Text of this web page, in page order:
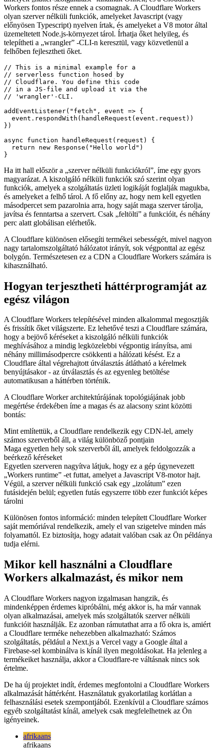
A Cloudflare egy teljes felhőalapú termékcsomaggal rendelkezik,
amelyek „háttér-szolgáltatást” kínálnak Önnek, és a Cloudflare
Workers fontos része ennek a csomagnak. A Cloudflare Workers
olyan szerver nélküli funkciók, amelyeket Javascript (vagy
előnyösen Typescript) nyelven írtak, és amelyeket a V8 motor által
telepítheti a „wrangler” -CLI-n keresztül, vagy közvetlenül a
felhőben fejlesztheti őket.
// This is a minimal example for a
// serverless function hosed by
// Cloudflare. You define this code
// in a JS-file and upload it via the
// 'wrangler'-CLI.
addEventListener("fetch", event => {
  event.respondWith(handleRequest(event.request))
})
async function handleRequest(request) {
  return new Response("Hello world")
Ha itt hall először a „szerver nélküli funkciókról”, íme egy gyors
magyarázat. A kiszolgáló nélküli funkciók szó szerint olyan
funkciók, amelyek a szolgáltatás üzleti logikáját foglalják magukba,
és amelyeket a felhő tárol. A fő előny az, hogy nem kell egyetlen
javítsa és fenntartsa a szervert. Csak „feltölti” a funkcióit, és néhány
perc alatt globálisan elérhetők.
A Cloudflare különösen elősegíti termékei sebességét, mivel nagyon
bolygón. Természetesen ez a CDN a Cloudflare Workers számára is
kihasználható.
Hogyan terjesztheti háttérprogramját az
egész világon
A Cloudflare Workers telepítésével minden alkalommal megosztják
és frissítik őket világszerte. Ez lehetővé teszi a Cloudflare számára,
hogy a bejövő kéréseket a kiszolgáló nélküli funkciók
meghívásához a mindig legközelebbi végpontig irányítsa, ami
néhány millimásodpercre csökkenti a hálózati késést. Ez a
benyújtásakor - az útválasztás és az egyenleg betöltése
automatikusan a háttérben történik.
megértése érdekében íme a magas és az alacsony szint közötti
bontás:
Mint említettük, a Cloudflare rendelkezik egy CDN-lel, amely
számos szerverből áll, a világ különböző pontjain
Maga egyetlen hely sok szerverből áll, amelyek feldolgozzák a
beérkező kéréseket
Egyetlen szerveren nagyítva látjuk, hogy ez a gép úgynevezett
„Workers runtime” -et futtat, amelyet a Javascript V8-motor hajt.
futásidején belül; egyetlen futás egyszerre több ezer funkciót képes
tárolni
Különösen fontos információ: minden telepített Cloudflare Worker
folyamattól. Ez biztosítja, hogy adatait valóban csak az Ön példánya
tudja elérni.
Mikor kell használni a Cloudflare
Workers alkalmazást, és mikor nem
A Cloudflare Workers nagyon izgalmasan hangzik, és
mindenképpen érdemes kipróbálni, még akkor is, ha már vannak
olyan alkalmazásai, amelyek más szolgáltatók szerver nélküli
funkcióit használják. Ez azonban rámutathat arra a fő okra is, amiért
a Cloudflare terméke nehezebben alkalmazható: Számos
szolgáltatás, például a Next.js a Vercel vagy a Google által a
termékeiket használja, akkor a Cloudflare-re váltásnak nincs sok
értelme.
De ha új projektet indít, érdemes megfontolni a Cloudflare Workers
alkalmazását háttérként. Használatuk gyakorlatilag korlátlan a
egyéb szolgáltatást kínál, amelyek csak megfelelhetnek az Ön